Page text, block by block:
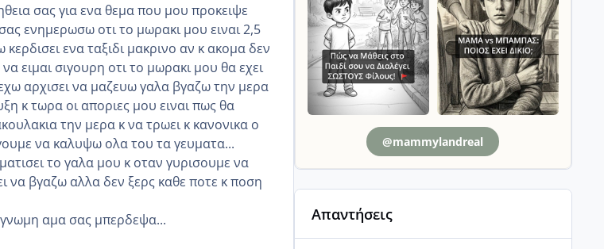
σας για ενα θεμα που μου προκειψε
ενημερωσω οτι το μωρακι μου ειναι 2,5
ενα ταξιδι μακρινο αν κ ακομα δεν
ειμαι σιγουρη οτι το μωρακι μου θα εχει
αρχισει να μαζευω γαλα βγαζω την μερα
κ τωρα οι αποριες μου ειναι πως θα
την μερα κ να τρωει κ κανονικα ο
να καλυψω ολα του τα γευματα...
το γαλα μου κ οταν γυρισουμε να
να βγαζω αλλα δεν ξερς καθε ποτε κ ποση
αμα σας μπερδεψα...
@mammylandreal
Απαντήσεις